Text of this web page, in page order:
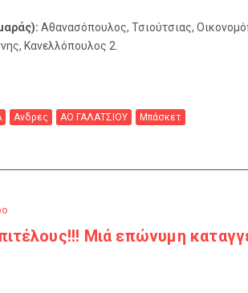
Αθανασόπουλος, Τσιούτσιας,
Κανελλόπουλος 2.
Ανδρες ΑΟ ΓΑΛΑΤΣΙΟΥ Μπάσκετ
Μιά επώνυμη